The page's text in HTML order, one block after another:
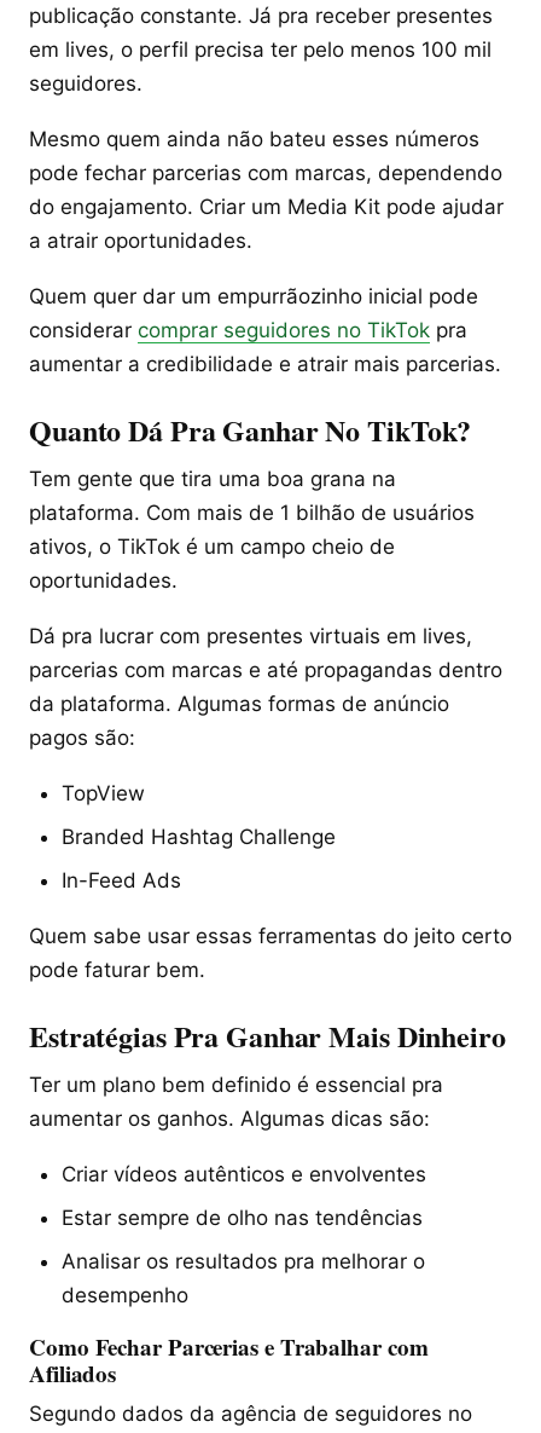
publicação constante. Já pra receber presentes
em lives, o perfil precisa ter pelo menos 100 mil
seguidores.
Mesmo quem ainda não bateu esses números
pode fechar parcerias com marcas, dependendo
do engajamento. Criar um Media Kit pode ajudar
a atrair oportunidades.
Quem quer dar um empurrãozinho inicial pode
considerar comprar seguidores no TikTok pra
aumentar a credibilidade e atrair mais parcerias.
Quanto Dá Pra Ganhar No TikTok?
Tem gente que tira uma boa grana na
plataforma. Com mais de 1 bilhão de usuários
ativos, o TikTok é um campo cheio de
oportunidades.
Dá pra lucrar com presentes virtuais em lives,
parcerias com marcas e até propagandas dentro
da plataforma. Algumas formas de anúncio
pagos são:
TopView
Branded Hashtag Challenge
In-Feed Ads
Quem sabe usar essas ferramentas do jeito certo
pode faturar bem.
Estratégias Pra Ganhar Mais Dinheiro
Ter um plano bem definido é essencial pra
aumentar os ganhos. Algumas dicas são:
Criar vídeos autênticos e envolventes
Estar sempre de olho nas tendências
Analisar os resultados pra melhorar o
desempenho
Como Fechar Parcerias e Trabalhar com
Afiliados
Segundo dados da agência de seguidores no